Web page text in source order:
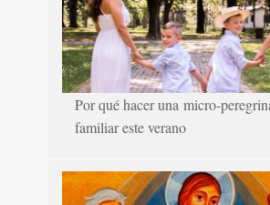
Por qué hacer una micro-
familiar este verano